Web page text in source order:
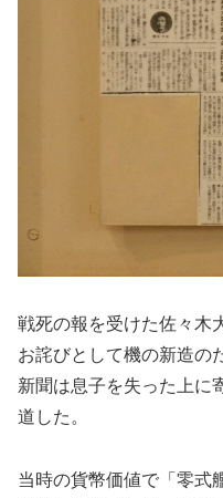
戦死の報を受けた佐々木
お詫びとして機の新造の
新聞は息子を失った上に
道した。
当時の貨幣価値で「零式